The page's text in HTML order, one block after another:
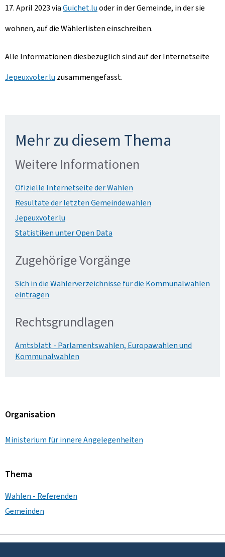
17. April 2023 viaGuichet.luoder in der Gemeinde, in der sie
wohnen, auf die Wählerlisten einschreiben.
Alle Informationen diesbezüglich sind auf der Internetseite
Jepeuxvoter.lu zusammengefasst.
Mehr zu diesem Thema
Weitere Informationen
Ofizielle Internetseite der Wahlen
Resultate der letzten Gemeindewahlen
Jepeuxvoter.lu
Statistiken unter Open Data
Zugehörige Vorgänge
Sich in die Wählerverzeichnisse für die Kommunalwahlen
eintragen
Rechtsgrundlagen
Amtsblatt - Parlamentswahlen, Europawahlen und
Kommunalwahlen
Organisation
Ministerium für innere Angelegenheiten
Thema
Wahlen - Referenden
Gemeinden